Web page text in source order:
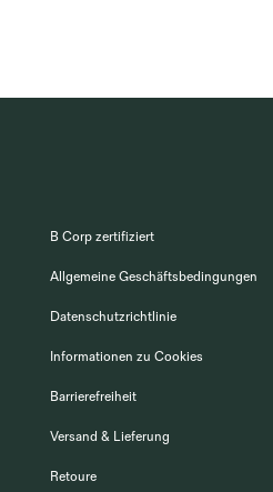
B Corp zertifiziert
Allgemeine Geschäftsbedingungen
Datenschutzrichtlinie
Informationen zu Cookies
Barrierefreiheit
Versand & Lieferung
Retoure